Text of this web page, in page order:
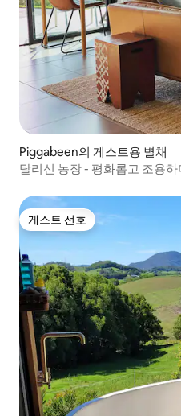
Piggabeen의 게스트용 별채
탈리신 농장 - 평화롭고 조용
게스트 선호
게스트 선호